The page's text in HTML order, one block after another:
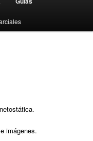
.
imágenes.